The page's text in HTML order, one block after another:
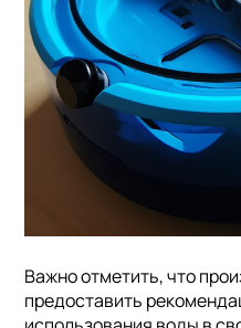
Важно отметить, что
предоставить